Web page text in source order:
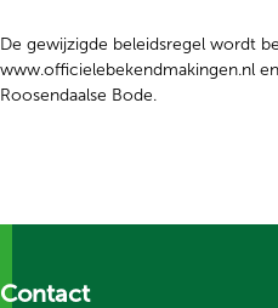
De gewijzigde beleidsregel wordt
www.officielebekendmakingen.nl
Roosendaalse Bode.
Contact